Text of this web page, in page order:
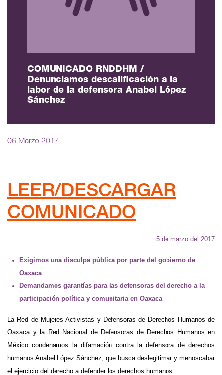
COMUNICADO RNDDHM /
Denunciamos descalificación a la
labor de la defensora Anabel López
Sánchez
06 Marzo 2017
LEER/DESCARGAR
COMUNICADO
5 de marzo del 2017
Exigimos una disculpa pública por parte del gobierno de
Oaxaca
Demandamos garantías para las defensoras del derecho a la
participación política y comunitaria en Oaxaca
La Red de Mujeres Activistas y Defensoras de Derechos Humanos de
Oaxaca y la Red Nacional de Defensoras de Derechos Humanos en
México condenamos la difamación contra la defensora de derechos
humanos Anabel López Sánchez, que busca deslegitimar y menoscabar
el ejercicio del derecho a defender los derechos humanos.